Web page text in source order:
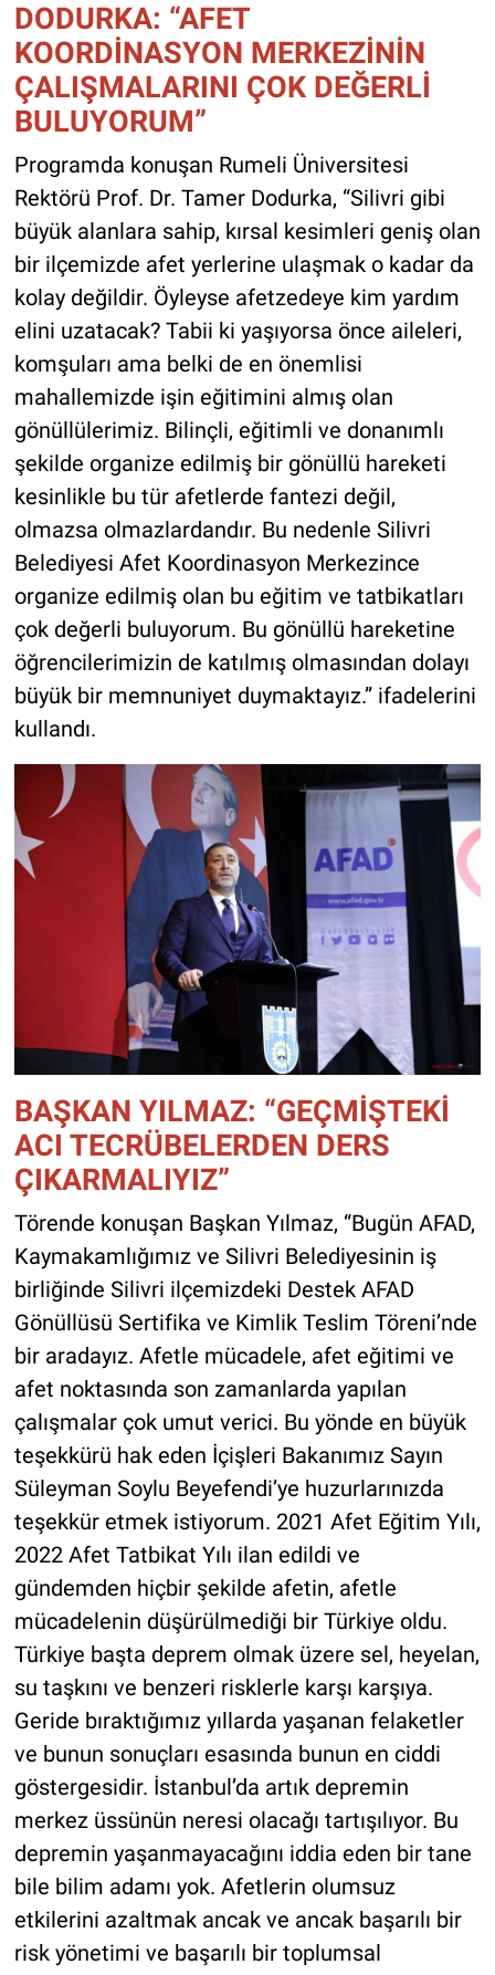
DODURKA: “AFET
KOORDİNASYON MERKEZİNİN
ÇALIŞMALARINI ÇOK DEĞERLİ
BULUYORUM”
Programda konuşan Rumeli Üniversitesi
Rektörü Prof. Dr. Tamer Dodurka, “Silivri gibi
büyük alanlara sahip, kırsal kesimleri geniş olan
bir ilçemizde afet yerlerine ulaşmak o kadar da
kolay değildir. Öyleyse afetzedeye kim yardım
elini uzatacak? Tabii ki yaşıyorsa önce aileleri,
komşuları ama belki de en önemlisi
mahallemizde işin eğitimini almış olan
gönüllülerimiz. Bilinçli, eğitimli ve donanımlı
şekilde organize edilmiş bir gönüllü hareketi
kesinlikle bu tür afetlerde fantezi değil,
olmazsa olmazlardandır. Bu nedenle Silivri
Belediyesi Afet Koordinasyon Merkezince
organize edilmiş olan bu eğitim ve tatbikatları
çok değerli buluyorum. Bu gönüllü hareketine
öğrencilerimizin de katılmış olmasından dolayı
büyük bir memnuniyet duymaktayız.” ifadelerini
kullandı.
BAŞKAN YILMAZ: “GEÇMİŞTEKİ
ACI TECRÜBELERDEN DERS
ÇIKARMALIYIZ”
Törende konuşan Başkan Yılmaz, “Bugün AFAD,
Kaymakamlığımız ve Silivri Belediyesinin iş
birliğinde Silivri ilçemizdeki Destek AFAD
Gönüllüsü Sertifika ve Kimlik Teslim Töreni’nde
bir aradayız. Afetle mücadele, afet eğitimi ve
afet noktasında son zamanlarda yapılan
çalışmalar çok umut verici. Bu yönde en büyük
teşekkürü hak eden İçişleri Bakanımız Sayın
Süleyman Soylu Beyefendi’ye huzurlarınızda
teşekkür etmek istiyorum. 2021 Afet Eğitim Yılı,
2022 Afet Tatbikat Yılı ilan edildi ve
gündemden hiçbir şekilde afetin, afetle
mücadelenin düşürülmediği bir Türkiye oldu.
Türkiye başta deprem olmak üzere sel, heyelan,
su taşkını ve benzeri risklerle karşı karşıya.
Geride bıraktığımız yıllarda yaşanan felaketler
ve bunun sonuçları esasında bunun en ciddi
göstergesidir. İstanbul’da artık depremin
merkez üssünün neresi olacağı tartışılıyor. Bu
depremin yaşanmayacağını iddia eden bir tane
bile bilim adamı yok. Afetlerin olumsuz
etkilerini azaltmak ancak ve ancak başarılı bir
risk yönetimi ve başarılı bir toplumsal